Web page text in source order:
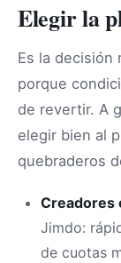
Elegir la
Es la decisión
porque
de revertir. A
elegir bien al
quebraderos
Creadores
Jimdo:
de cuotas